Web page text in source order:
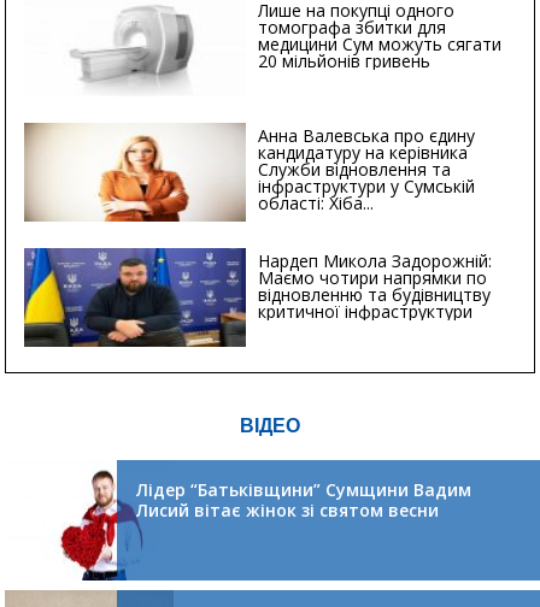
Лише на покупці одного
томографа збитки для
медицини Сум можуть сягати
20 мільйонів гривень
Анна Валевська про єдину
кандидатуру на керівника
Служби відновлення та
інфраструктури у Сумській
області: Хіба...
Нардеп Микола Задорожній:
Маємо чотири напрямки по
відновленню та будівництву
критичної інфраструктури
ВІДЕО
Лідер “Батьківщини” Сумщини Вадим
Лисий вітає жінок зі святом весни